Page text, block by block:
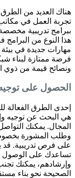
هناك العديد من
تجربة العمل في
ببرامج تدريبية
هذا النوع من
مهارات جديدة في
فرصة ممتازة لبناء
ونصائح قيمة من ذوي
الحصول على
إحدى الطرق
هي البحث عن توجيه
المجال. يمكنك
وطلب المشورة
على فرص تدريبية. قد
تساعدك على الوصول
وإرشادهم، يمكنك
الصحيحة نحو بناء